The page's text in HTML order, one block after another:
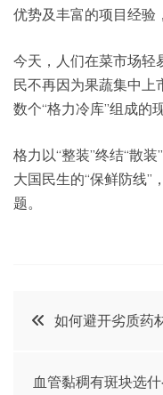
优势及丰富的项目经验
今天，人们在菜市场轻
民不再因为果蔬集中上
数个“格力冷库”组成的
格力以“整装”终结“散
大国民生的“保鲜防线”
题。
文
如何避开劣质药
血管黏稠有斑块选